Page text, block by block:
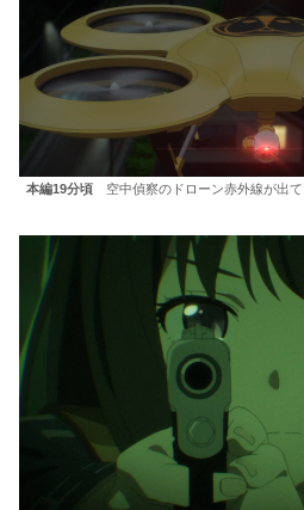
本編19分頃 空中偵察のドローン赤外線が出て